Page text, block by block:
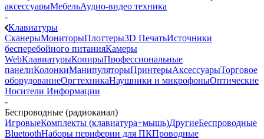
аксессуарыМебельАудио-видео техника
-
Клавиатуры
СканерыМониторыПлоттеры3D ПечатьИсточники
бесперебойного питанияКамеры
WebКлавиатурыКопирыПрофессиональные
панелиКолонкиМанипуляторыПринтерыАксессуарыТорговое
оборудованиеОргтехникаНаушники и микрофоныОптические
Носители Информации
-
Беспроводные (радиоканал)
ИгровыеКомплекты (клавиатура+мышь)ДругиеБеспроводные
BluetoothНаборы периферии для ПКПроводные